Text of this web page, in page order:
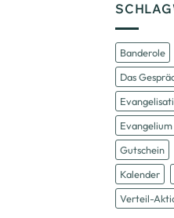
Banderole
Das
Gutschein
Kalender
Verteil-